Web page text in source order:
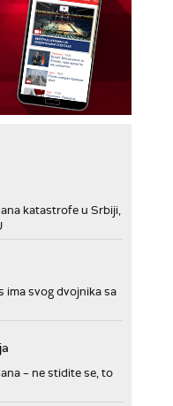
katastrofe u Srbiji,
ima svog dvojnika sa
– ne stidite se, to